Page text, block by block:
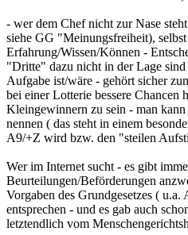
- wer dem Chef nicht zur Nase
siehe GG "Meinungsfreiheit),
Erfahrung/Wissen/Können -
"Dritte" dazu nicht in der Lage
Aufgabe ist/wäre - gehört sicher
bei einer Lotterie bessere Chancen
Kleingewinnern zu sein - man
nennen ( das steht in einem
A9/+Z wird bzw. den "steilen
Wer im Internet sucht - es gibt
Beurteilungen/Beförderungen
Vorgaben des Grundgesetzes (
entsprechen - und es gab auch
letztendlich vom